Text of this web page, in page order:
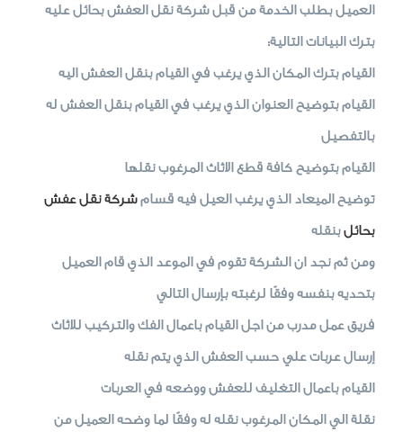
العميل بطلب الخدمة من قبل شركة نقل العفش بحائل عليه
بترك البيانات التالية:
القيام بترك المكان الذي يرغب في القيام بنقل العفش اليه
القيام بتوضيح العنوان الذي يرغب في القيام بنقل العفش له
بالتفصيل
القيام بتوضيح كافة قطع الاثاث المرغوب نقلها
توضيح الميعاد الذي يرغب العيل فيه قسامشركة نقل عفش
بحائلبنقله
ومن ثم نجد ان الشركة تقوم في الموعد الذي قام العميل
بتحديه بنفسه وفقًا لرغبته بإرسال التالي
فريق عمل مدرب من اجل القيام باعمال الفك والتركيب للاثاث
إرسال عربات علي حسب العفش الذي يتم نقله
القيام باعمال التغليف للعفش ووضعه في العربات
نقلة الي المكان المرغوب نقله له وفقًا لما وضحه العميل من